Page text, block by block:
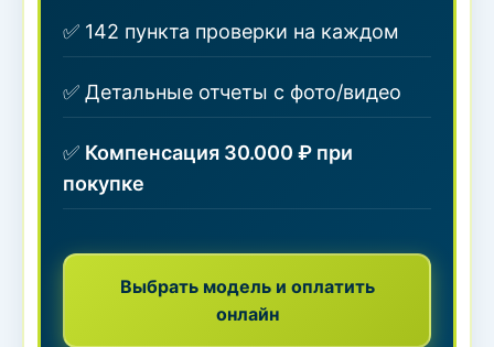
✅ 142 пункта проверки на каждом
✅ Детальные отчеты с фото/видео
✅ Компенсация 30.000 ₽ при
покупке
Выбрать модель и оплатить
онлайн